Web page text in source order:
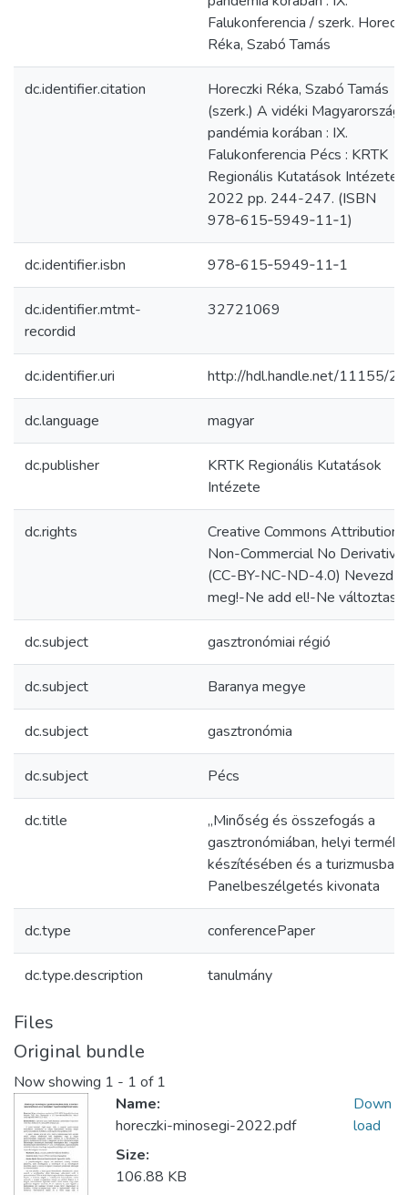
Falukonferencia / szerk.
Réka, Szabó Tamás
dc.identifier.citation
Horeczki Réka, Szabó Tamás
(szerk.) A vidéki Magyarország
pandémia korában : IX.
Falukonferencia Pécs : KRTK
Regionális Kutatások Intézete,
2022 pp. 244-247. (ISBN
978‑615‑5949‑11‑1)
dc.identifier.isbn 978‑615‑5949‑11‑1
dc.identifier.mtmt-
recordid
32721069
dc.identifier.uri http://hdl.handle.net/11155/
dc.language magyar
dc.publisher
KRTK Regionális Kutatások
Intézete
dc.rights
Creative Commons Attribution
Non-Commercial No
(CC-BY-NC-ND-4.0) Nevezd
meg!-Ne add el!-Ne változtasd!
dc.subject gasztronómiai régió
dc.subject Baranya megye
dc.subject gasztronómia
dc.subject Pécs
dc.title
„Minőség és összefogás a
gasztronómiában, helyi
készítésében és a turizmusban”
Panelbeszélgetés kivonata
dc.type conferencePaper
dc.type.description tanulmány
Files
Original bundle
Now showing 1 - 1 of 1
Name:
horeczki-minosegi-2022.pdf
Size:
106.88 KB
Down
load